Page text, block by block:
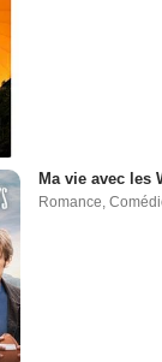
Ma vie avec les
Romance,